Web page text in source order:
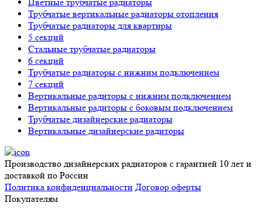
Трубчатые вертикальные радиаторы отопления
Трубчатые радиаторы для квартиры
5 секций
Стальные трубчатые радиаторы
6 секций
Трубчатые радиаторы с нижним подключением
7 секций
Вертикальные радиторы с нижним подключением
Вертикальные радиторы с боковым подключением
Трубчатые дизайнерские радиаторы
Вертикальные дизайнерские радиторы
Производство дизайнерских радиаторов с гарантией 10 лет и
доставкой по России
Политика конфиденциальности Договор оферты
Покупателям